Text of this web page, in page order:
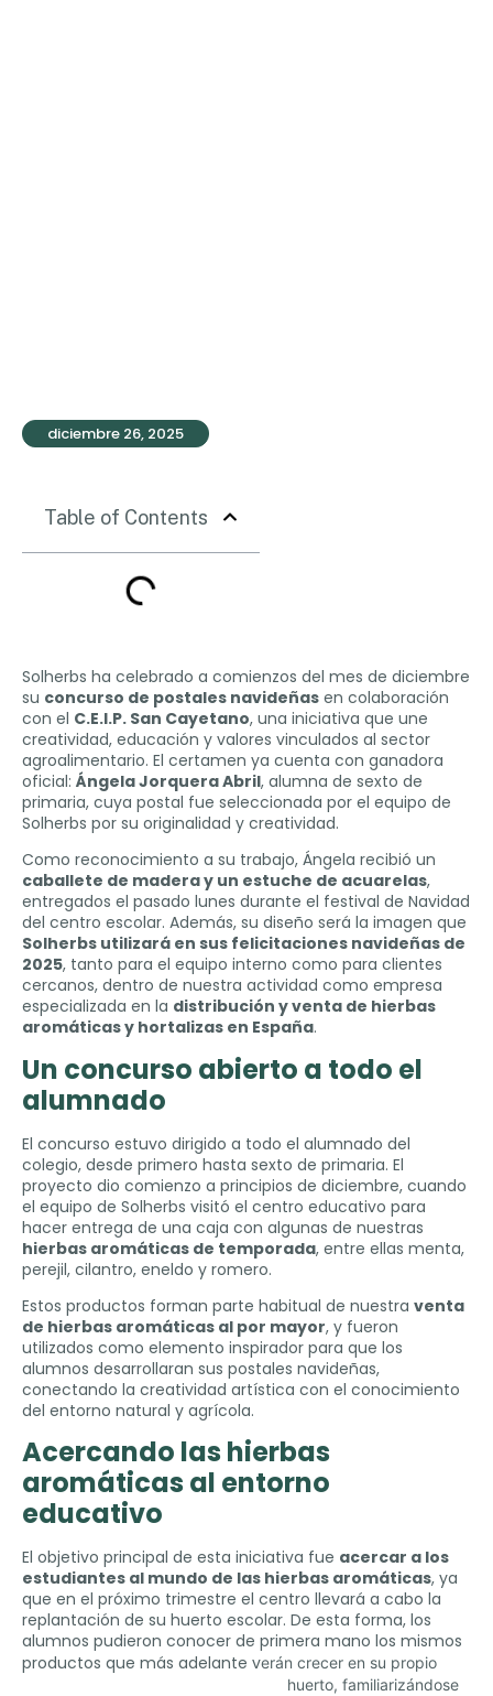
diciembre 26, 2025
Table of Contents
Solherbs ha celebrado a comienzos del mes de diciembre
su concurso de postales navideñas en colaboración
con el C.E.I.P. San Cayetano, una iniciativa que une
creatividad, educación y valores vinculados al sector
agroalimentario. El certamen ya cuenta con ganadora
oficial: Ángela Jorquera Abril, alumna de sexto de
primaria, cuya postal fue seleccionada por el equipo de
Solherbs por su originalidad y creatividad.
Como reconocimiento a su trabajo, Ángela recibió un
caballete de madera y un estuche de acuarelas,
entregados el pasado lunes durante el festival de Navidad
del centro escolar. Además, su diseño será la imagen que
Solherbs utilizará en sus felicitaciones navideñas de
2025, tanto para el equipo interno como para clientes
cercanos, dentro de nuestra actividad como empresa
especializada en la distribución y venta de hierbas
aromáticas y hortalizas en España.
Un concurso abierto a todo el
alumnado
El concurso estuvo dirigido a todo el alumnado del
colegio, desde primero hasta sexto de primaria. El
proyecto dio comienzo a principios de diciembre, cuando
el equipo de Solherbs visitó el centro educativo para
hacer entrega de una caja con algunas de nuestras
hierbas aromáticas de temporada, entre ellas menta,
perejil, cilantro, eneldo y romero.
Estos productos forman parte habitual de nuestra venta
de hierbas aromáticas al por mayor, y fueron
utilizados como elemento inspirador para que los
alumnos desarrollaran sus postales navideñas,
conectando la creatividad artística con el conocimiento
del entorno natural y agrícola.
Acercando las hierbas
aromáticas al entorno
educativo
El objetivo principal de esta iniciativa fue acercar a los
estudiantes al mundo de las hierbas aromáticas, ya
que en el próximo trimestre el centro llevará a cabo la
replantación de su huerto escolar. De esta forma, los
alumnos pudieron conocer de primera mano los mismos
productos que más adelante verán crecer en su propio
huerto, familiarizándose